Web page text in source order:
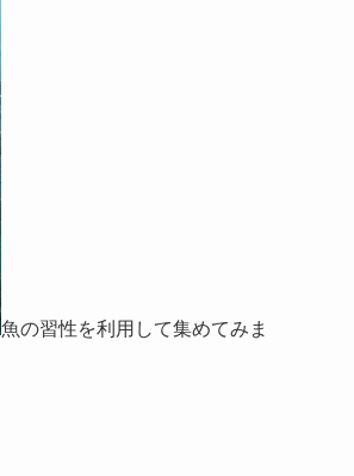
魚の習性を利用して集めてみま